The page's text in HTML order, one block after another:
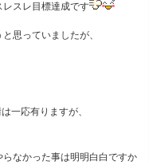
レスレ目標達成です
思っていましたが、
一応有りますが、
なかった事は明明白白ですか